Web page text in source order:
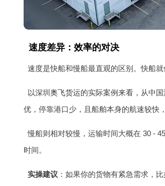
速度差异：效率的对决
速度是快船和慢船最直观的区别。快船
以深圳 奥飞货运的实际案例来看，从中
优，停靠港口少，且船舶本身的航速较快
慢船则相对较慢，运输时间大概在 30 -
时间。
实操建议 ：如果你的货物有紧急需求，